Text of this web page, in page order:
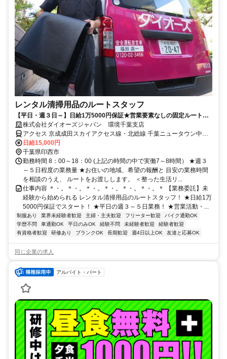
レンタル清掃用品のルートスタッフ
【平日・週３日～】日給1万5000円保証★営業要素なしの固定ルート！
営業車貸与・直行直帰OK◎＜未経験歓迎＞
株式会社ダイオーズジャパン 環境千葉支店
アクセス 京成成田スカイアクセス線・北総線 千葉ニュータウン中央
徒歩約24分
日給15,000円
千葉県印西市
勤務時間 8：00～18：00 (上記の時間の中で実働7～8時間） ★週３
～５日程度の業務量 ★お住いの地域、希望の報酬と 目安の業務時間
を相談のうえ、 ルートをお渡しします。 ＜整った生活リ...
仕事内容 ＊・。＊・。＊・。＊・。＊・。＊・。＊ 【業務委託】未
経験から始められる レンタル清掃用品のルートスタッフ！ ★日給1万
5000円保証でスタート！ ★平日の週３～５日業務！ ★営業活動・...
制服あり 業界未経験者歓迎 主婦・主夫歓迎 フリーター歓迎
バイク通勤OK
学歴不問
車通勤OK 平日のみOK 経験不問 未経験者歓迎
経験者歓迎
有資格者歓迎
研修あり ブランクOK 長期歓迎 週4日以上OK 友達と応募OK
同じ企業の求人
アルバイト・パート